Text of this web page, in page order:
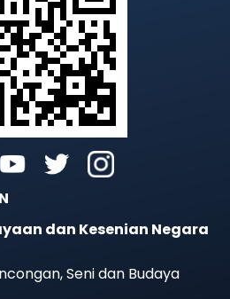
dan Kesenian Negara
Seni dan Budaya